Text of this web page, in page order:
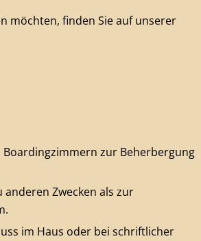
möchten, finden Sie auf unserer
zur Beherbergung
Zwecken als zur
im Haus oder bei schriftlicher